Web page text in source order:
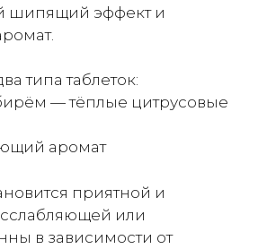
шипящий эффект и
типа таблеток:
— тёплые цитрусовые
аромат
приятной и
или
в зависимости от